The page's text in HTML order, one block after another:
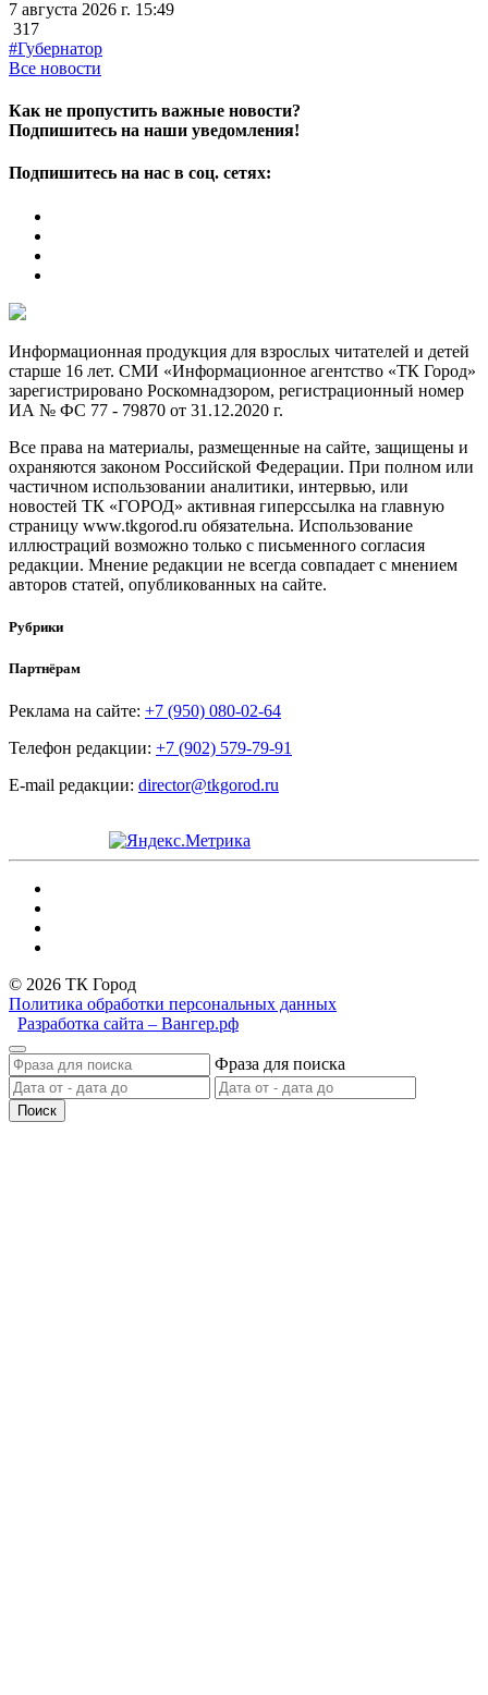
7 августа 2026 г. 15:49
317
#Губернатор
Все новости
Как не пропустить важные новости?
Подпишитесь на наши уведомления!
Подпишитесь на нас в соц. сетях:
Информационная продукция для взрослых читателей и детей
старше 16 лет. СМИ «Информационное агентство «ТК Город»
зарегистрировано Роскомнадзором, регистрационный номер
ИА № ФС 77 - 79870 от 31.12.2020 г.
Все права на материалы, размещенные на сайте, защищены и
охраняются законом Российской Федерации. При полном или
частичном использовании аналитики, интервью, или
новостей ТК «ГОРОД» активная гиперссылка на главную
страницу www.tkgorod.ru обязательна. Использование
иллюстраций возможно только с письменного согласия
редакции. Мнение редакции не всегда совпадает с мнением
авторов статей, опубликованных на сайте.
Рубрики
Партнёрам
Реклама на сайте: +7 (950) 080-02-64
Телефон редакции: +7 (902) 579-79-91
E-mail редакции: director@tkgorod.ru
© 2026 ТК Город
Политика обработки персональных данных
Разработка сайта – Вангер.рф
Фраза для поиска
Поиск